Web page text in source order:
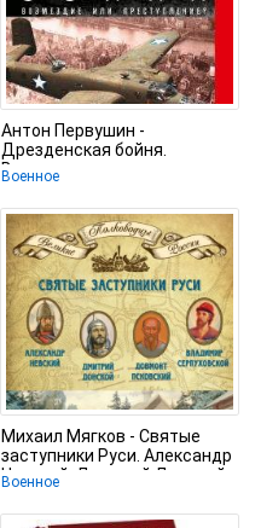
Антон Первушин -
Дрезденская бойня.
Возмездие или
Военное
Михаил Мягков - Святые
заступники Руси. Александр
Невский, Дмитрий Донской,
Военное